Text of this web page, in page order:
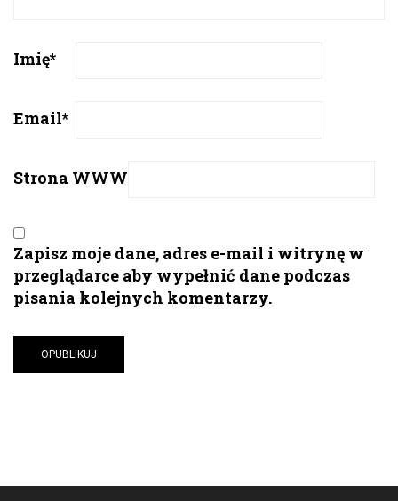
Imię*
Email*
Strona WWW
Zapisz moje dane, adres e-mail i witrynę w
przeglądarce aby wypełnić dane podczas
pisania kolejnych komentarzy.